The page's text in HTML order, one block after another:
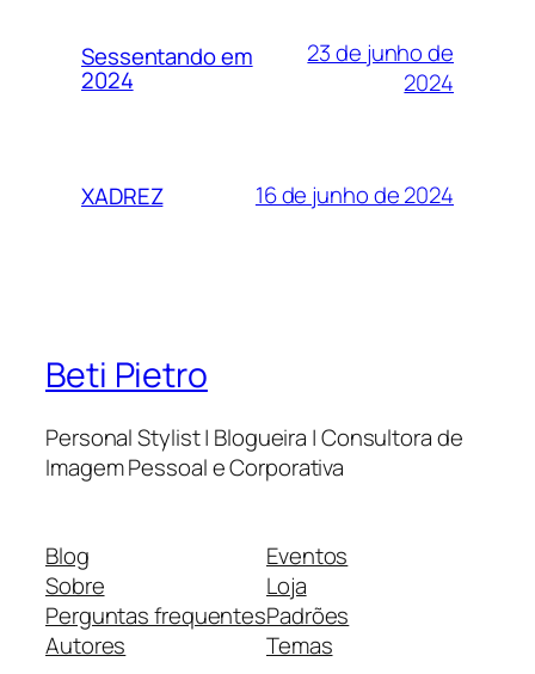
Sessentando em
2024
23 de junho de
2024
XADREZ 16 de junho de 2024
Beti Pietro
Personal Stylist | Blogueira | Consultora de
Imagem Pessoal e Corporativa
Blog
Sobre
Perguntas frequentes
Autores
Eventos
Loja
Padrões
Temas